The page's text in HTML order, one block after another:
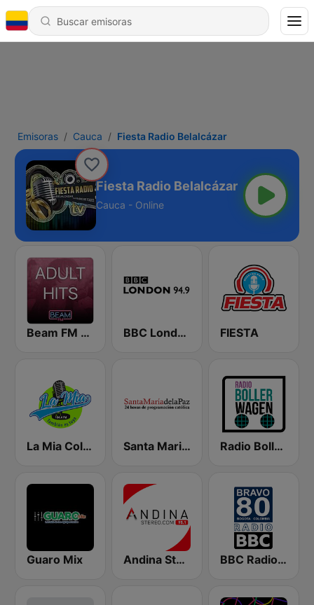
Emisoras Cauca Fiesta Radio Belalcázar
Fiesta Radio Belalcázar
Cauca - Online
Beam FM - Adult Hits BBC London FIESTA
La Mia Colombia Santa Maria de la Paz 1560 AM Radio Bollerwagen
Guaro Mix Andina Stereo 95.1 FM BBC Radio 80s - Bravo Bogotá Colombia